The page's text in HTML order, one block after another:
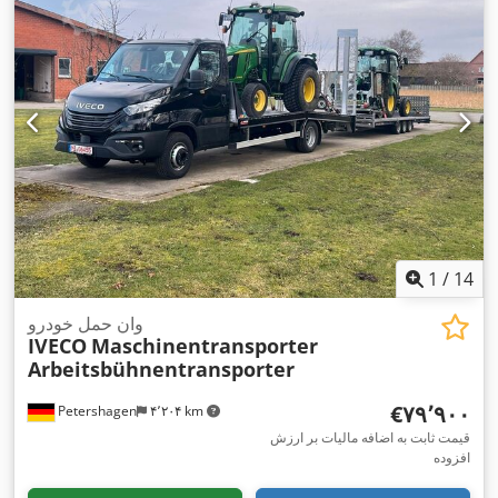
1 / 14
Petershagen ۴٬۲۰۴ km
وان حمل خودرو
IVECO Maschinentransporter
Arbeitsbühnentransporter
‎€۷۹٬۹۰۰
قیمت ثابت به اضافه مالیات بر ارزش
افزوده